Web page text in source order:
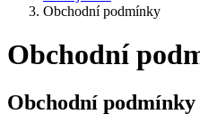
Obchodní podmínky
Obchodní
Obchodní